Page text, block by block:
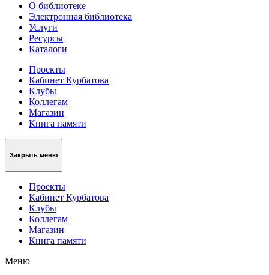
О библиотеке
Электронная библиотека
Услуги
Ресурсы
Каталоги
Проекты
Кабинет Курбатова
Клубы
Коллегам
Магазин
Книга памяти
Закрыть меню
Проекты
Кабинет Курбатова
Клубы
Коллегам
Магазин
Книга памяти
Меню